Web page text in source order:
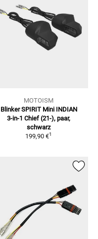
MOTOISM
Blinker SPIRIT Mini INDIAN
3-in-1 Chief (21-), paar,
schwarz
199,90 €1